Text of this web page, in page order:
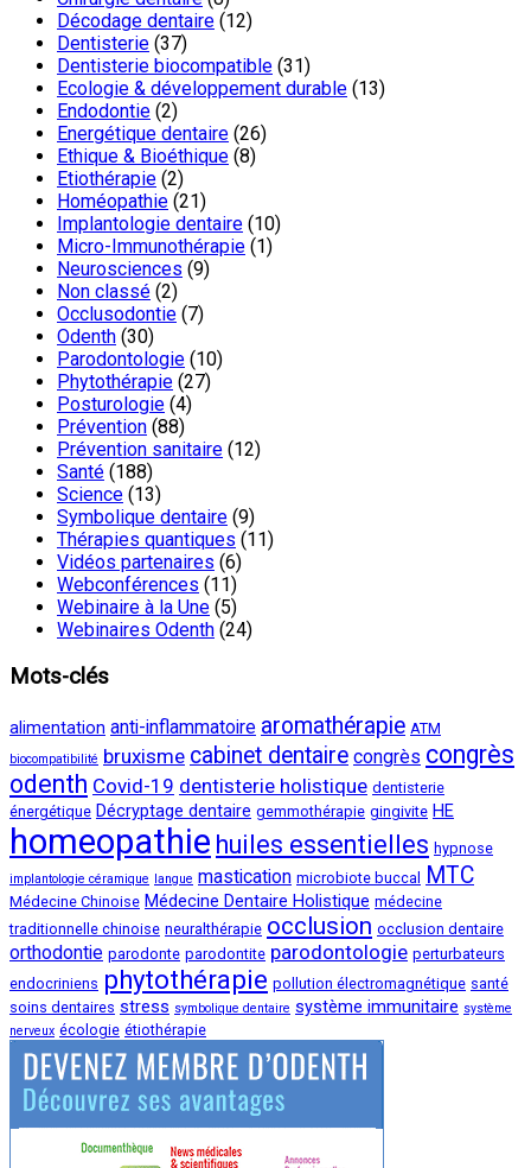
Décodage dentaire (12)
Dentisterie (37)
Dentisterie biocompatible (31)
Ecologie & développement durable (13)
Endodontie (2)
Energétique dentaire (26)
Ethique & Bioéthique (8)
Etiothérapie (2)
Homéopathie (21)
Implantologie dentaire (10)
Micro-Immunothérapie (1)
Neurosciences (9)
Non classé (2)
Occlusodontie (7)
Odenth (30)
Parodontologie (10)
Phytothérapie (27)
Posturologie (4)
Prévention (88)
Prévention sanitaire (12)
Santé (188)
Science (13)
Symbolique dentaire (9)
Thérapies quantiques (11)
Vidéos partenaires (6)
Webconférences (11)
Webinaire à la Une (5)
Webinaires Odenth (24)
Mots-clés
alimentation anti-inflammatoire aromathérapie ATM
biocompatibilité bruxisme cabinet dentaire congrès congrès
odenth Covid-19 dentisterie holistique dentisterie
énergétique Décryptage dentaire gemmothérapie gingivite HE
homeopathie huiles essentielles hypnose
implantologie céramique langue mastication microbiote buccal MTC
Médecine Chinoise Médecine Dentaire Holistique médecine
traditionnelle chinoise neuralthérapie occlusion occlusion dentaire
orthodontie parodonte parodontite parodontologie perturbateurs
endocriniens phytothérapie pollution électromagnétique santé
soins dentaires stress symbolique dentaire système immunitaire système
nerveux écologie étiothérapie